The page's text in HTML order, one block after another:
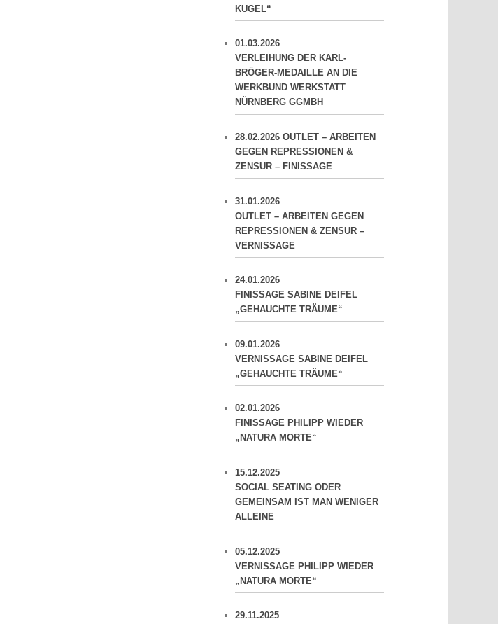
KUGEL“
01.03.2026
VERLEIHUNG DER KARL-
BRÖGER-MEDAILLE AN DIE
WERKBUND WERKSTATT
NÜRNBERG GGMBH
28.02.2026 OUTLET – ARBEITEN
GEGEN REPRESSIONEN &
ZENSUR – FINISSAGE
31.01.2026
OUTLET – ARBEITEN GEGEN
REPRESSIONEN & ZENSUR –
VERNISSAGE
24.01.2026
FINISSAGE SABINE DEIFEL
„GEHAUCHTE TRÄUME“
09.01.2026
VERNISSAGE SABINE DEIFEL
„GEHAUCHTE TRÄUME“
02.01.2026
FINISSAGE PHILIPP WIEDER
„NATURA MORTE“
15.12.2025
SOCIAL SEATING ODER
GEMEINSAM IST MAN WENIGER
ALLEINE
05.12.2025
VERNISSAGE PHILIPP WIEDER
„NATURA MORTE“
29.11.2025